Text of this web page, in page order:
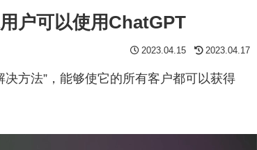
户可以使用ChatGPT
2023.04.15 2023.04.17
方法”，能够使它的所有客户都可以获得